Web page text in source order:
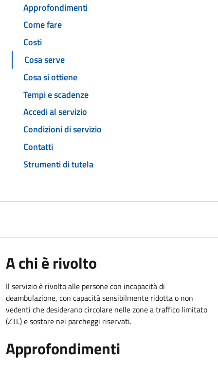
Approfondimenti
Come fare
Costi
Cosa serve
Cosa si ottiene
Tempi e scadenze
Accedi al servizio
Condizioni di servizio
Contatti
Strumenti di tutela
A chi è rivolto
Il servizio è rivolto alle persone con incapacità di
deambulazione, con capacità sensibilmente ridotta o non
vedenti che desiderano circolare nelle zone a traffico limitato
(ZTL) e sostare nei parcheggi riservati.
Approfondimenti